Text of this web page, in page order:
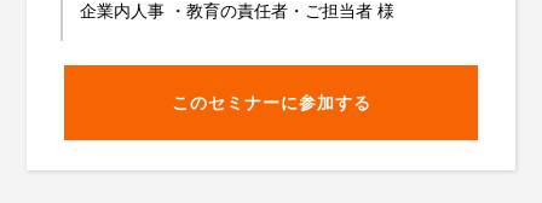
企業内人事 ・教育の責任者・ご担当者 様
このセミナーに参加する